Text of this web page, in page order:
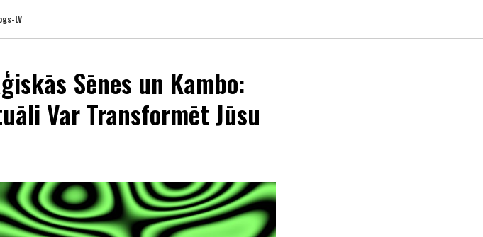
LV
Sēnes un Kambo:
Var Transformēt Jūsu